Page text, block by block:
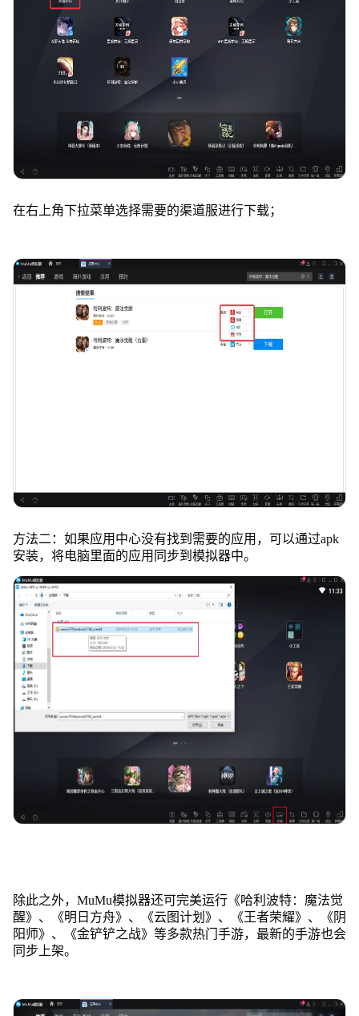
在右上角下拉菜单选择需要的渠道服进行下载；
方法二：如果应用中心没有找到需要的应用，可以通过apk
安装，将电脑里面的应用同步到模拟器中。
除此之外，MuMu模拟器还可完美运行《哈利波特：魔法觉
醒》、《明日方舟》、《云图计划》、《王者荣耀》、《阴
阳师》、《金铲铲之战》等多款热门手游，最新的手游也会
同步上架。